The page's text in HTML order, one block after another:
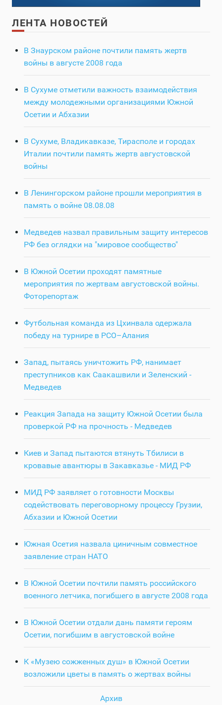
ЛЕНТА НОВОСТЕЙ
В Знаурском районе почтили память жертв
войны в августе 2008 года
В Сухуме отметили важность взаимодействия
между молодежными организациями Южной
Осетии и Абхазии
В Сухуме, Владикавказе, Тирасполе и городах
Италии почтили память жертв августовской
войны
В Ленингорском районе прошли мероприятия в
память о войне 08.08.08
Медведев назвал правильным защиту интересов
РФ без оглядки на "мировое сообщество"
В Южной Осетии проходят памятные
мероприятия по жертвам августовской войны.
Фоторепортаж
Футбольная команда из Цхинвала одержала
победу на турнире в РСО–Алания
Запад, пытаясь уничтожить РФ, нанимает
преступников как Саакашвили и Зеленский -
Медведев
Реакция Запада на защиту Южной Осетии была
проверкой РФ на прочность - Медведев
Киев и Запад пытаются втянуть Тбилиси в
кровавые авантюры в Закавказье - МИД РФ
МИД РФ заявляет о готовности Москвы
содействовать переговорному процессу Грузии,
Абхазии и Южной Осетии
Южная Осетия назвала циничным совместное
заявление стран НАТО
В Южной Осетии почтили память российского
военного летчика, погибшего в августе 2008 года
В Южной Осетии отдали дань памяти героям
Осетии, погибшим в августовской войне
К «Музею сожженных душ» в Южной Осетии
возложили цветы в память о жертвах войны
Архив